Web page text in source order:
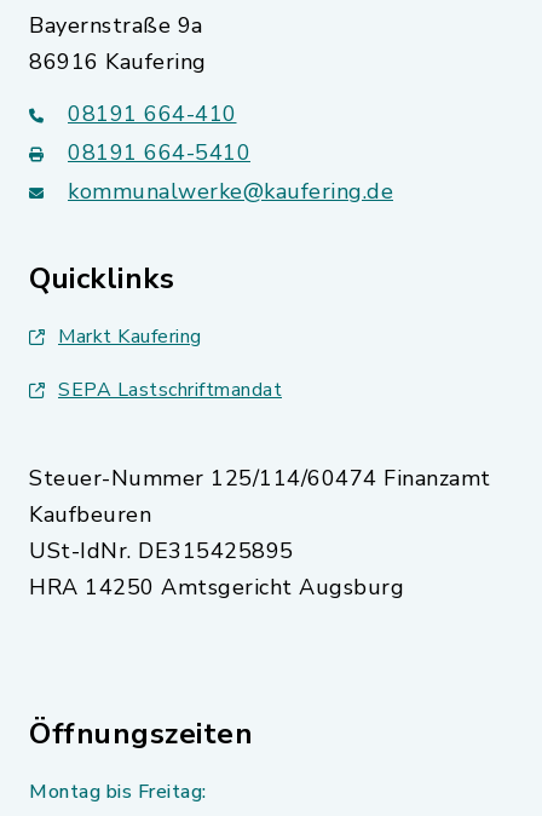
Bayernstraße 9a
86916 Kaufering
08191 664-410
08191 664-5410
kommunalwerke@kaufering.de
Quicklinks
Markt Kaufering
SEPA Lastschriftmandat
Steuer-Nummer 125/114/60474 Finanzamt
Kaufbeuren
USt-IdNr. DE315425895
HRA 14250 Amtsgericht Augsburg
Öffnungszeiten
Montag bis Freitag: